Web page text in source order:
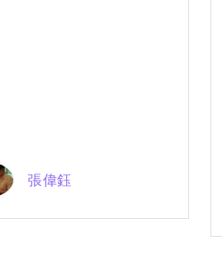
張偉鈺